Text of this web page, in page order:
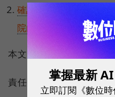
確診數增，床位、醫療
院的轉型、應變實錄
本文授權轉載自： 經理人
責任編輯：郭昱彣、蕭
掌握最新 AI
立即訂閱《數位